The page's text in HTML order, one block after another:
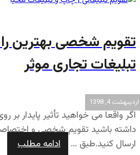
تقویم شخصی بهترین
تبلیغات تجاری موثر
اردیبهشت 4, 1398
اگر واقعا می خواهید تأثیر پایدار بر
داشته باشید تقویم شخصی و اختصاصی
ارسال کنید.طبق ...
ادامه مطلب